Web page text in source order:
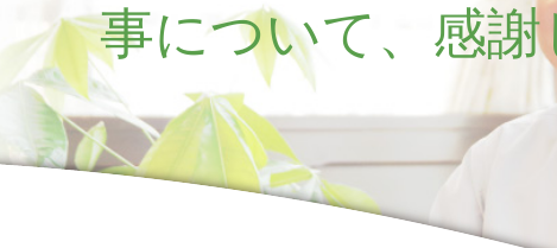
事について、感謝